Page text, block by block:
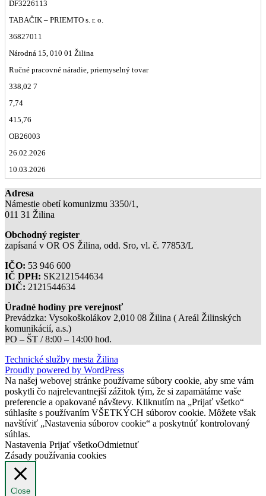
DF3226113
TABAČIK – PRIEMTO s. r. o.
36827011
Národná 15, 010 01 Žilina
Ručné pracovné náradie, priemyselný tovar
338,02 7
7,74
415,76
OB26003
26.02.2026
10.03.2026
Adresa
Námestie obetí komunizmu 3350/1,
011 31 Žilina
Obchodný register
zapísaná v OR OS Žilina, odd. Sro, vl. č. 77853/L
IČO: 53 946 600
IČ DPH: SK2121544634
DIČ: 2121544634
Úradné hodiny pre verejnosť
Prevádzka: Vysokoškolákov 2,010 08 Žilina ( Areál Žilinských
komunikácií, a.s.)
PO – ŠT / 8:00 – 14:00 hod.
Technické služby mesta Žilina
Proudly powered by WordPress
Na našej webovej stránke používame súbory cookie, aby sme vám
poskytli čo najrelevantnejší zážitok tým, že si zapamätáme vaše
preferencie a opakované návštevy. Kliknutím na „Prijať všetko“
súhlasíte s používaním VŠETKÝCH súborov cookie. Môžete však
navštíviť „Nastavenia súborov cookie“ a poskytnúť kontrolovaný
súhlas.
Nastavenia Prijať všetkoOdmietnuť
Zásady používania cookies
Close